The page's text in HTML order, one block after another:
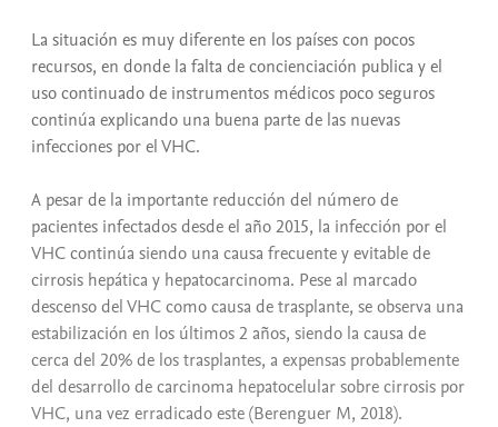
La situación es muy diferente en los países con pocos
recursos, en donde la falta de concienciación publica y el
uso continuado de instrumentos médicos poco seguros
continúa explicando una buena parte de las nuevas
infecciones por el VHC.
A pesar de la importante reducción del número de
pacientes infectados desde el año 2015, la infección por el
VHC continúa siendo una causa frecuente y evitable de
cirrosis hepática y hepatocarcinoma. Pese al marcado
descenso del VHC como causa de trasplante, se observa una
estabilización en los últimos 2 años, siendo la causa de
cerca del 20% de los trasplantes, a expensas probablemente
del desarrollo de carcinoma hepatocelular sobre cirrosis por
VHC, una vez erradicado este (Berenguer M, 2018).